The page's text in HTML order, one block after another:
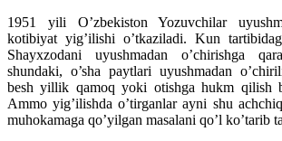
1951 yili O’zbekiston Yozuvchilar
kotibiyat yig’ilishi o’tkaziladi. Kun
Shayxzodani uyushmadan o’chirishga
shundaki, o’sha paytlari uyushmadan
besh yillik qamoq yoki otishga hukm qilish
Ammo yig’ilishda o’tirganlar ayni shu
muhokamaga qo’yilgan masalani qo’l ko’tarib